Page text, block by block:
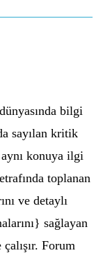
bilgi
sayılan kritik
konuya ilgi
toplanan
ve detaylı
sağlayan
Forum